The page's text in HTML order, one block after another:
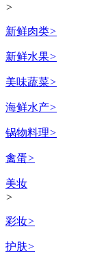
>
新鲜肉类>
新鲜水果>
美味蔬菜>
海鲜水产>
锅物料理>
禽蛋>
美妆
>
彩妆>
护肤>